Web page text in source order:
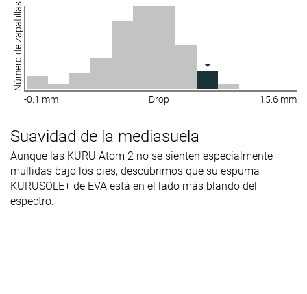
Número de zapatillas
-0.1 mm Drop 15.6 mm
Suavidad de la mediasuela
Aunque las KURU Atom 2 no se sienten especialmente
mullidas bajo los pies, descubrimos que su espuma
KURUSOLE+ de EVA está en el lado más blando del
espectro.